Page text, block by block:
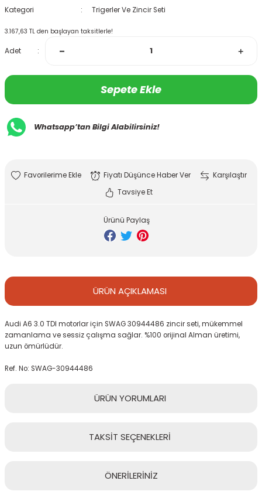
Kategori
Trigerler Ve Zincir Seti
3.167,63 TL den başlayan taksitlerle!
Adet
Sepete Ekle
Whatsapp’tan Bilgi Alabilirsiniz!
Fiyatı Düşünce Haber Ver
Karşılaştır
Tavsiye Et
Ürünü Paylaş
ÜRÜN AÇIKLAMASI
Audi A6 3.0 TDI motorlar için SWAG 30944486 zincir seti, mükemmel
zamanlama ve sessiz çalışma sağlar. %100 orijinal Alman üretimi,
uzun ömürlüdür.
Ref. No: SWAG-30944486
ÜRÜN YORUMLARI
TAKSİT SEÇENEKLERİ
ÖNERİLERİNİZ